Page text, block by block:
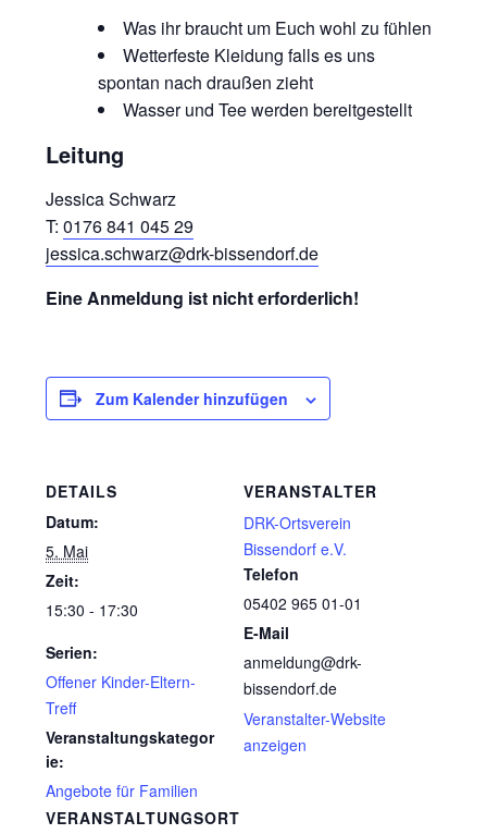
Was ihr braucht um Euch wohl zu fühlen
Wetterfeste Kleidung falls es uns
spontan nach draußen zieht
Wasser und Tee werden bereitgestellt
Leitung
Jessica Schwarz
T:0176 841 045 29
jessica.schwarz@drk-bissendorf.de
Eine Anmeldung ist nicht erforderlich!
Zum Kalender hinzufügen
DETAILS
Datum:
5. Mai
Zeit:
15:30 - 17:30
Serien:
Offener Kinder-Eltern-
Treff
Veranstaltungskategor
ie:
Angebote für Familien
VERANSTALTUNGSORT
VERANSTALTER
DRK-Ortsverein
Bissendorf e.V.
Telefon
05402 965 01-01
E-Mail
anmeldung@drk-
bissendorf.de
Veranstalter-Website
anzeigen